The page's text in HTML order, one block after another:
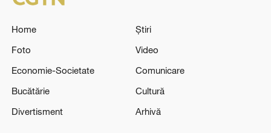
Home
Știri
Foto
Video
Economie-Societate
Comunicare
Bucătărie
Cultură
Divertisment
Arhivă